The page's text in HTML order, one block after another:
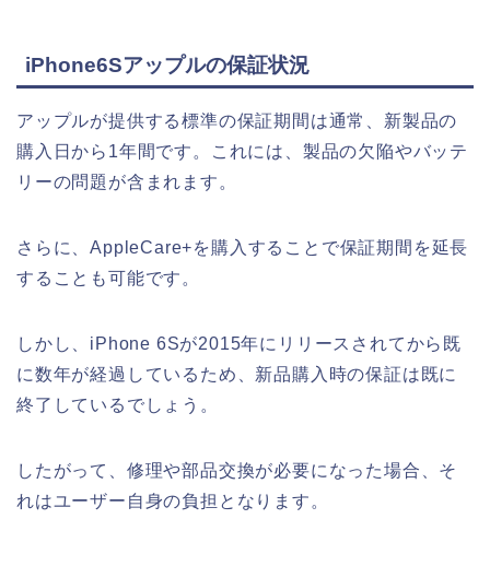
iPhone6Sアップルの保証状況
アップルが提供する標準の保証期間は通常、新製品の
購入日から1年間です。これには、製品の欠陥やバッテ
リーの問題が含まれます。
さらに、AppleCare+を購入することで保証期間を延長
することも可能です。
しかし、iPhone 6Sが2015年にリリースされてから既
に数年が経過しているため、新品購入時の保証は既に
終了しているでしょう。
したがって、修理や部品交換が必要になった場合、そ
れはユーザー自身の負担となります。